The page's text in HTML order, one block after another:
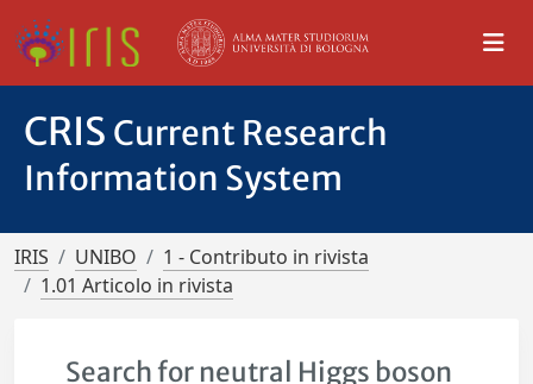
CRIS Current Research
Information System
IRIS UNIBO
1 - Contributo in rivista
1.01 Articolo in rivista
Search for neutral Higgs boson